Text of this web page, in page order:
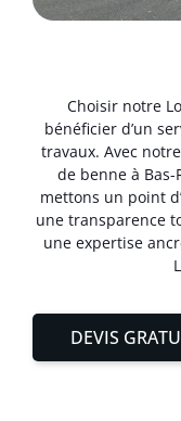
Choisir notre
bénéficier d’un
travaux. Avec
de benne à
mettons un point
une transparence
une expertise
DEVIS